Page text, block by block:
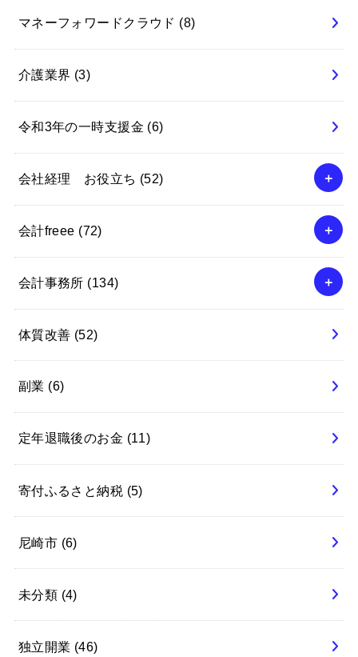
マネーフォワードクラウド (8)
介護業界 (3)
令和3年の一時支援金 (6)
会社経理 お役立ち (52)
会計freee (72)
会計事務所 (134)
体質改善 (52)
副業 (6)
定年退職後のお金 (11)
寄付ふるさと納税 (5)
尼崎市 (6)
未分類 (4)
独立開業 (46)